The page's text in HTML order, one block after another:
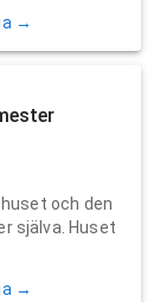
→
och den
själva. Huset
→